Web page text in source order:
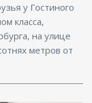
у Гостиного
класса,
на улице
метров от